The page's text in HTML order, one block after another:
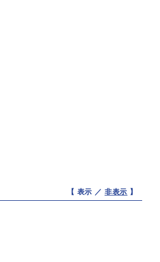
【 表示 ／ 非表示 】